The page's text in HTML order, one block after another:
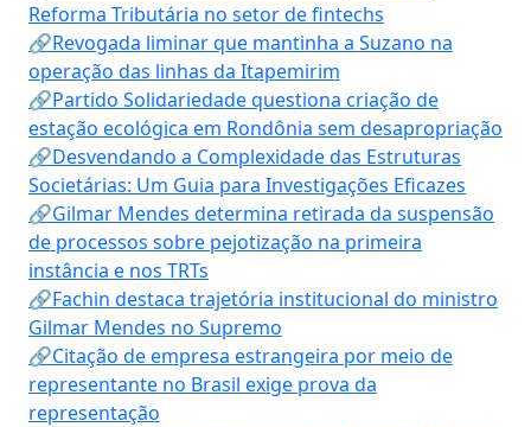
Reforma Tributária no setor de fintechs
🔗Revogada liminar que mantinha a Suzano na
operação das linhas da Itapemirim
🔗Partido Solidariedade questiona criação de
estação ecológica em Rondônia sem desapropriação
🔗Desvendando a Complexidade das Estruturas
Societárias: Um Guia para Investigações Eficazes
🔗Gilmar Mendes determina retirada da suspensão
de processos sobre pejotização na primeira
instância e nos TRTs
🔗Fachin destaca trajetória institucional do ministro
Gilmar Mendes no Supremo
🔗Citação de empresa estrangeira por meio de
representante no Brasil exige prova da
representação